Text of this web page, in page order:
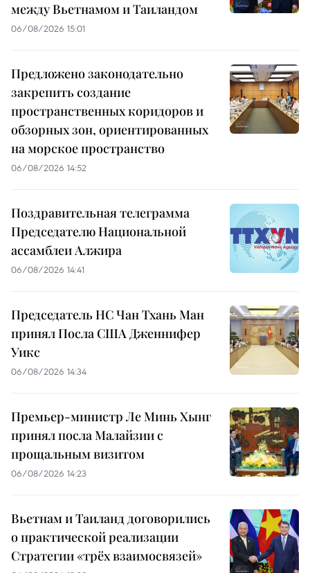
между Вьетнамом и Таиландом
06/08/2026 15:01
Предложено законодательно
закрепить создание
пространственных коридоров и
обзорных зон, ориентированных
на морское пространство
06/08/2026 14:52
Поздравительная телеграмма
Председателю Национальной
ассамблеи Алжира
06/08/2026 14:41
Председатель НС Чан Тхань Ман
принял Посла США Дженнифер
Уикс
06/08/2026 14:34
Премьер-министр Ле Минь Хынг
принял посла Малайзии с
прощальным визитом
06/08/2026 14:23
Вьетнам и Таиланд договорились
о практической реализации
Стратегии «трёх взаимосвязей»